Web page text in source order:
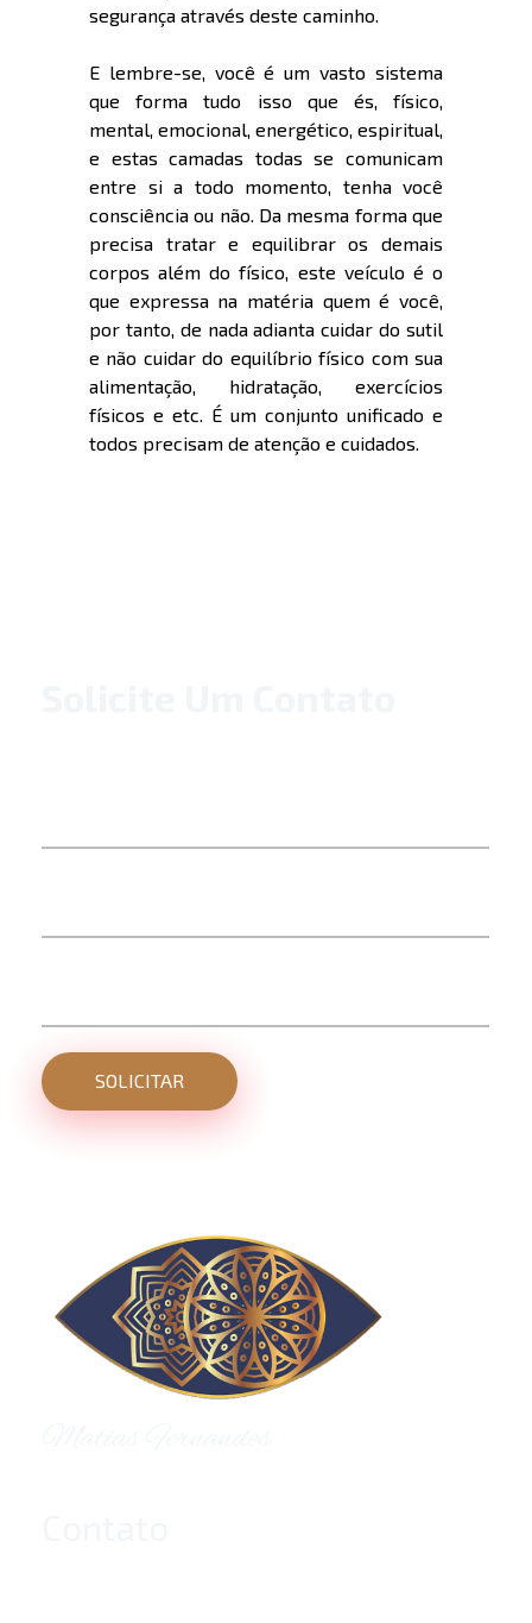
segurança através deste caminho.
E lembre-se, você é um vasto sistema
que forma tudo isso que és, físico,
mental, emocional, energético, espiritual,
e estas camadas todas se comunicam
entre si a todo momento, tenha você
consciência ou não. Da mesma forma que
precisa tratar e equilibrar os demais
corpos além do físico, este veículo é o
que expressa na matéria quem é você,
por tanto, de nada adianta cuidar do sutil
e não cuidar do equilíbrio físico com sua
alimentação, hidratação, exercícios
físicos e etc. É um conjunto unificado e
todos precisam de atenção e cuidados.